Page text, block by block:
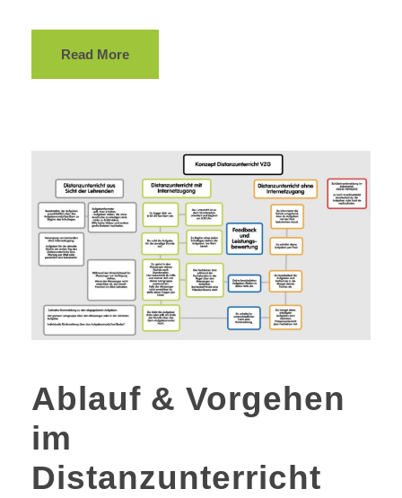
Read More
Ablauf & Vorgehen
im
Distanzunterricht